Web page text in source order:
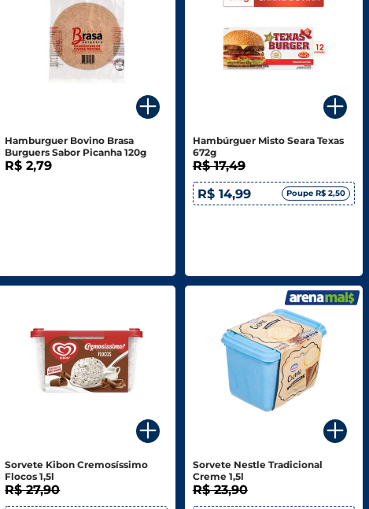
Hamburguer Bovino Brasa
Burguers Sabor Picanha 120g
R$ 2,79
Hambúrguer Misto Seara Texas
672g
R$ 17,49
R$ 14,99
Poupe R$ 2,50
Sorvete Kibon Cremosíssimo
Flocos 1,5l
R$ 27,90
Sorvete Nestle Tradicional
Creme 1,5l
R$ 23,90